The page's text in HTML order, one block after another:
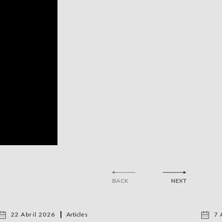
BACK
22 Abril 2026 Articles 7
NEXT